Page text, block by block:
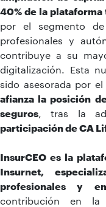
40% de la
por el segmento de
profesionales y
contribuye a su
digitalización. Esta
sido asesorada por
afianza la posición
seguros, tras la
participación de CA
InsurCEO es la
Insurnet,
profesionales y
contribución en la